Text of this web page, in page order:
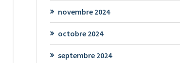
novembre 2024
octobre 2024
septembre 2024